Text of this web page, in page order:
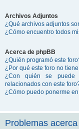
Archivos Adjuntos
¿Qué archivos adjuntos
¿Cómo encuentro todos
Acerca de phpBB
¿Quién programó este
¿Por qué este foro no
¿Con quién se puede
relacionados con este
¿Cómo puedo ponerme
Problemas